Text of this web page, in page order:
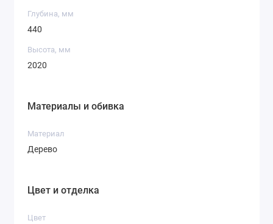
Глубина, мм
440
Высота, мм
2020
Материалы и обивка
Материал
Дерево
Цвет и отделка
Цвет